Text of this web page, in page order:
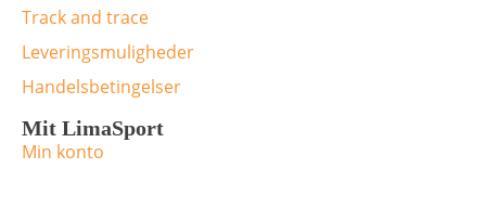
Track and trace
Leveringsmuligheder
Handelsbetingelser
Mit LimaSport
Min konto